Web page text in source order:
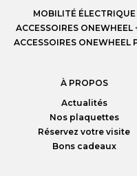
MOBILITÉ ÉLECTRIQUE
ACCESSOIRES ONEWHEEL
ACCESSOIRES ONEWHEEL
À PROPOS
Actualités
Nos plaquettes
Réservez votre visite
Bons cadeaux